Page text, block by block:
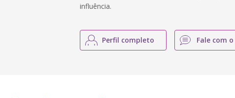
influência.
Perfil completo Fale com